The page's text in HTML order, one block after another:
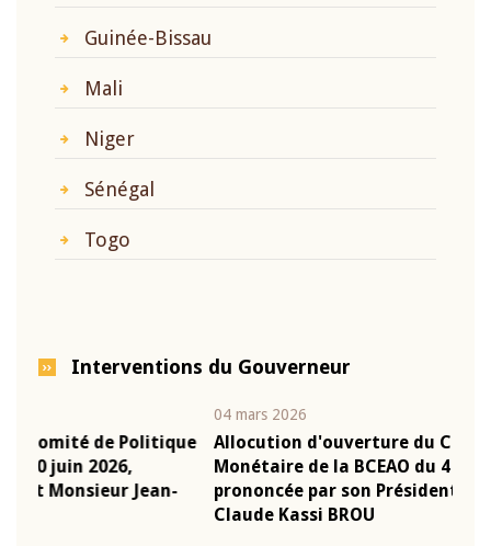
Guinée-Bissau
Mali
Niger
Sénégal
Togo
Interventions du Gouverneur
Allocution d'ouverture du Comité de Politique
Monétaire de la BCEAO du 4 mars 2026,
prononcée par son Président Monsieur Jean-